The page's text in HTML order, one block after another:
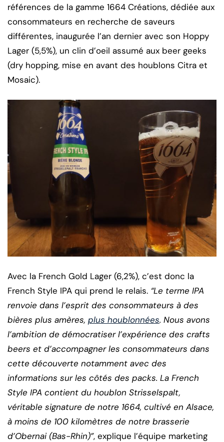
références de la gamme 1664 Créations, dédiée aux
consommateurs en recherche de saveurs
différentes, inaugurée l’an dernier avec son Hoppy
Lager (5,5%), un clin d’oeil assumé aux beer geeks
(dry hopping, mise en avant des houblons Citra et
Mosaic).
Avec la French Gold Lager (6,2%), c’est donc la
French Style IPA qui prend le relais. “Le terme IPA
renvoie dans l’esprit des consommateurs à des
bières plus amères, plus houblonnées. Nous avons
l’ambition de démocratiser l’expérience des crafts
beers et d’accompagner les consommateurs dans
cette découverte notamment avec des
informations sur les côtés des packs. La French
Style IPA contient du houblon Strisselspalt,
véritable signature de notre 1664, cultivé en Alsace,
à moins de 100 kilomètres de notre brasserie
d’Obernai (Bas-Rhin)”, explique l’équipe marketing